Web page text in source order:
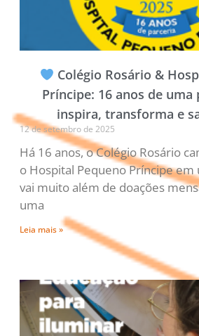
Colégio Rosário &
Príncipe: 16 anos de uma
inspira, transforma e
12 de setembro de 2025
Há 16 anos, o Colégio Rosário
o Hospital Pequeno Príncipe
vai muito além de doações
uma
Leia mais »